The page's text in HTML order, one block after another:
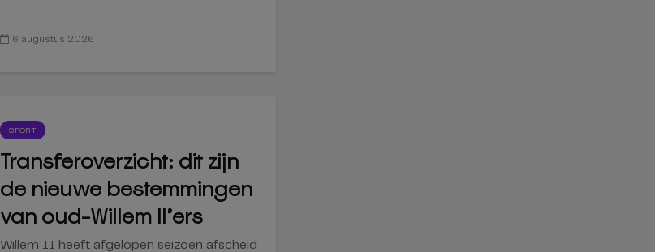
6 augustus 2026
SPORT
Transferoverzicht: dit zijn
de nieuwe bestemmingen
van oud-Willem II’ers
Willem II heeft afgelopen seizoen afscheid